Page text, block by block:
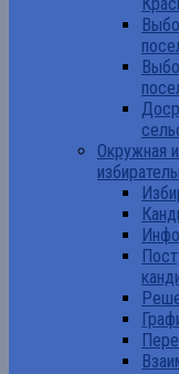
Окружная